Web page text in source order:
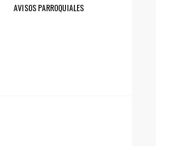
AVISOS PARROQUIALES